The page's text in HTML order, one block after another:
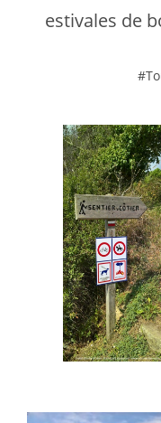
estivales de